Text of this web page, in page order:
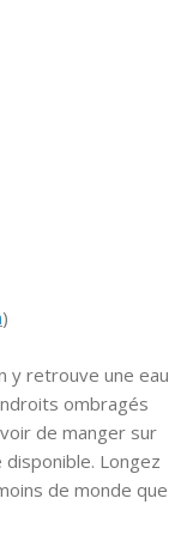
)
y retrouve une eau
ombragés
de manger sur
Longez
de monde que